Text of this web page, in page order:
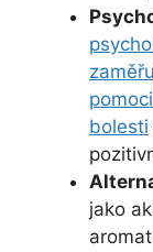
bolesti
jako